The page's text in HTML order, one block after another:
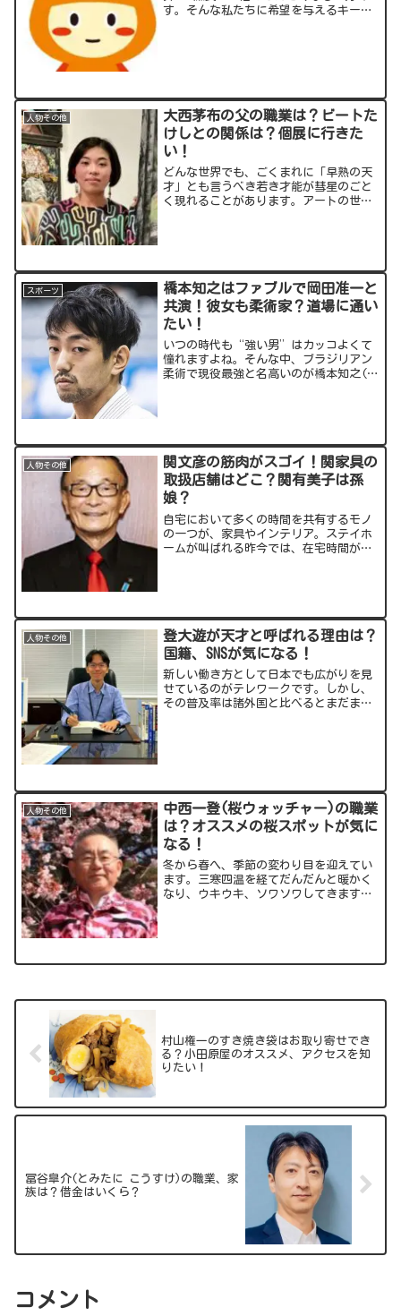
す。そんな私たちに希望を与えるキーワ
人物その他
大西茅布の父の職業は？ビートた
けしとの関係は？個展に行きた
い！
どんな世界でも、ごくまれに「早熟の天
才」とも言うべき若き才能が彗星のごと
く現れることがあります。アートの世界
スポーツ
橋本知之はファブルで岡田准一と
共演！彼女も柔術家？道場に通い
たい！
いつの時代も“強い男”はカッコよくて
憧れますよね。そんな中、ブラジリアン
柔術で現役最強と名高いのが橋本知之(は
人物その他
関文彦の筋肉がスゴイ！関家具の
取扱店舗はどこ？関有美子は孫
娘？
自宅において多くの時間を共有するモノ
の一つが、家具やインテリア。ステイホ
ームが叫ばれる昨今では、在宅時間が増
人物その他
登大遊が天才と呼ばれる理由は？
国籍、SNSが気になる！
新しい働き方として日本でも広がりを見
せているのがテレワークです。しかし、
その普及率は諸外国と比べるとまだま
人物その他
中西一登(桜ウォッチャー)の職業
は？オススメの桜スポットが気に
なる！
冬から春へ、季節の変わり目を迎えてい
ます。三寒四温を経てだんだんと暖かく
なり、ウキウキ、ソワソワしてきますよ
村山権一のすき焼き袋はお取り寄せでき
る？小田原屋のオススメ、アクセスを知
りたい！
冨谷皐介(とみたに こうすけ)の職業、家
族は？借金はいくら？
コメント